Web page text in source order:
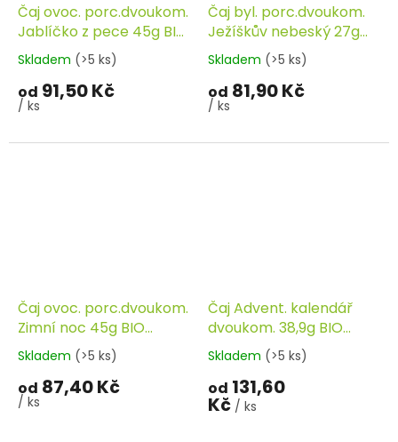
Čaj ovoc. porc.dvoukom.
Jablíčko z pece 45g BIO
SONNENTOR
Skladem (>5 ks)
od 91,50 Kč
/ ks
Čaj byl. porc.dvoukom.
Ježíškův nebeský 27g
BIO SONNENTOR
Skladem (>5 ks)
od 81,90 Kč
/ ks
Čaj ovoc. porc.dvoukom.
Zimní noc 45g BIO
SONNENTOR
Skladem (>5 ks)
od 87,40 Kč
/ ks
Čaj Advent. kalendář
dvoukom. 38,9g BIO
SONNENTOR
Skladem (>5 ks)
od 131,60
Kč / ks